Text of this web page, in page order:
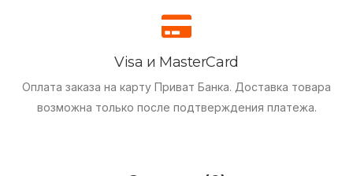
Visa и MasterCard
Оплата заказа на карту Приват Банка. Доставка товара
возможна только после подтверждения платежа.